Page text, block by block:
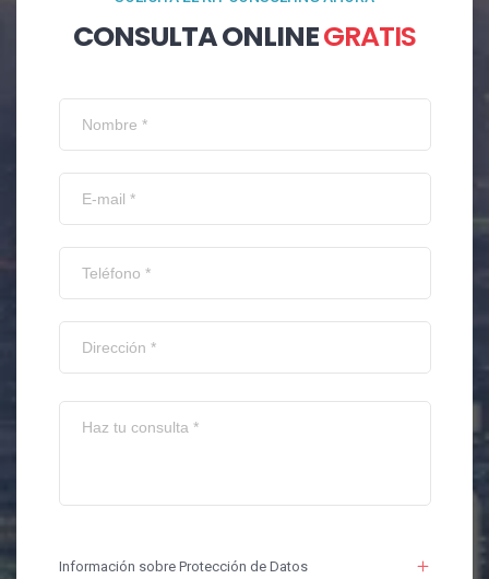
CONSULTA ONLINEGRATIS
Información sobre Protección de Datos